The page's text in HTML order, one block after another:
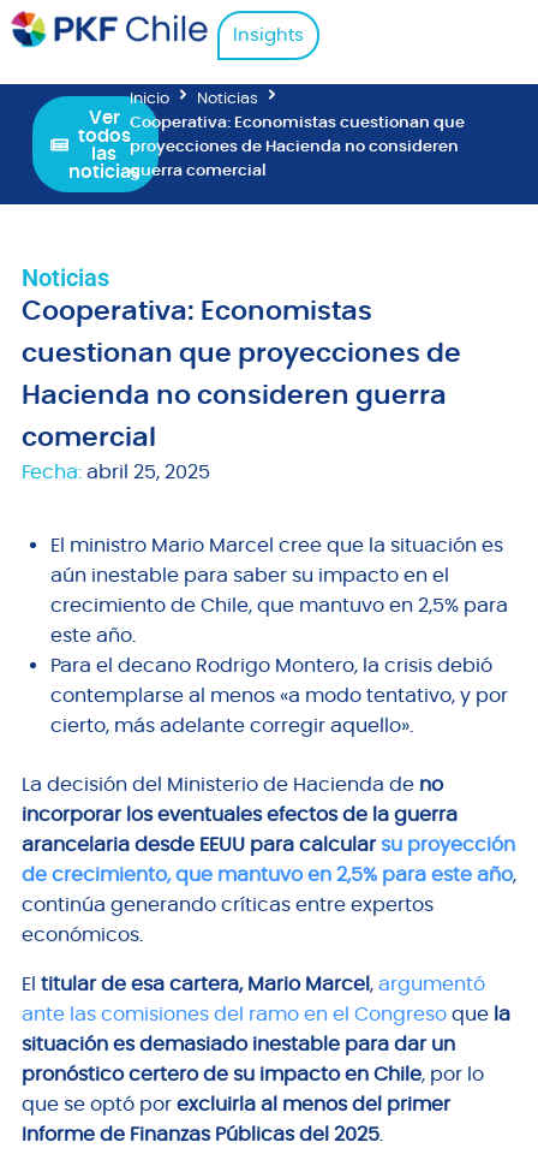
Insights
Ver
todos
las
noticias
Inicio
Noticias
Cooperativa: Economistas cuestionan que
proyecciones de Hacienda no consideren
guerra comercial
Noticias
Cooperativa: Economistas
cuestionan que proyecciones de
Hacienda no consideren guerra
comercial
Fecha: abril 25, 2025
El ministro Mario Marcel cree que la situación es
aún inestable para saber su impacto en el
crecimiento de Chile, que mantuvo en 2,5% para
este año.
Para el decano Rodrigo Montero, la crisis debió
contemplarse al menos «a modo tentativo, y por
cierto, más adelante corregir aquello».
La decisión del Ministerio de Hacienda de no
incorporar los eventuales efectos de la guerra
arancelaria desde EEUU para calcularsu proyección
de crecimiento, que mantuvo en 2,5% para este año,
continúa generando críticas entre expertos
económicos.
El titular de esa cartera, Mario Marcel, argumentó
ante las comisiones del ramo en el Congresoque la
situación es demasiado inestable para dar un
pronóstico certero de su impacto en Chile, por lo
que se optó por excluirla al menos del primer
Informe de Finanzas Públicas del 2025.